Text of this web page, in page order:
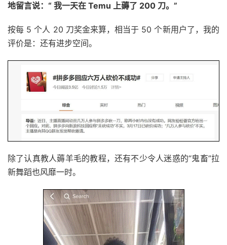
地留言说：“ 我一天在 Temu 上薅了 200 刀。”
按每 5 个人 20 刀奖金来算，相当于 50 个新用户了，我的
评价是：还有进步空间。
除了认真教人薅羊毛的教程，还有不少令人迷惑的“鬼畜”拉
新舞蹈也风靡一时。